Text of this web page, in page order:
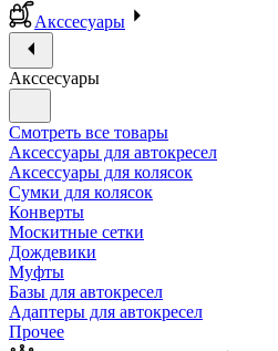
Акссесуары
Акссесуары
Смотреть все товары
Аксессуары для автокресел
Аксессуары для колясок
Сумки для колясок
Конверты
Москитные сетки
Дождевики
Муфты
Базы для автокресел
Адаптеры для автокресел
Прочее